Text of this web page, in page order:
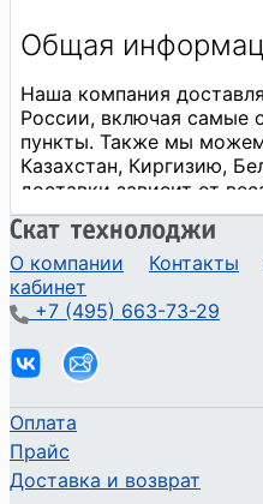
О компании Контакты
кабинет
+7 (495) 663-73-29
Оплата
Прайс
Доставка и возврат